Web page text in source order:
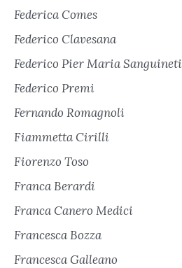
Federica Comes
Federico Clavesana
Federico Pier Maria Sanguineti
Federico Premi
Fernando Romagnoli
Fiammetta Cirilli
Fiorenzo Toso
Franca Berardi
Franca Canero Medici
Francesca Bozza
Francesca Galleano